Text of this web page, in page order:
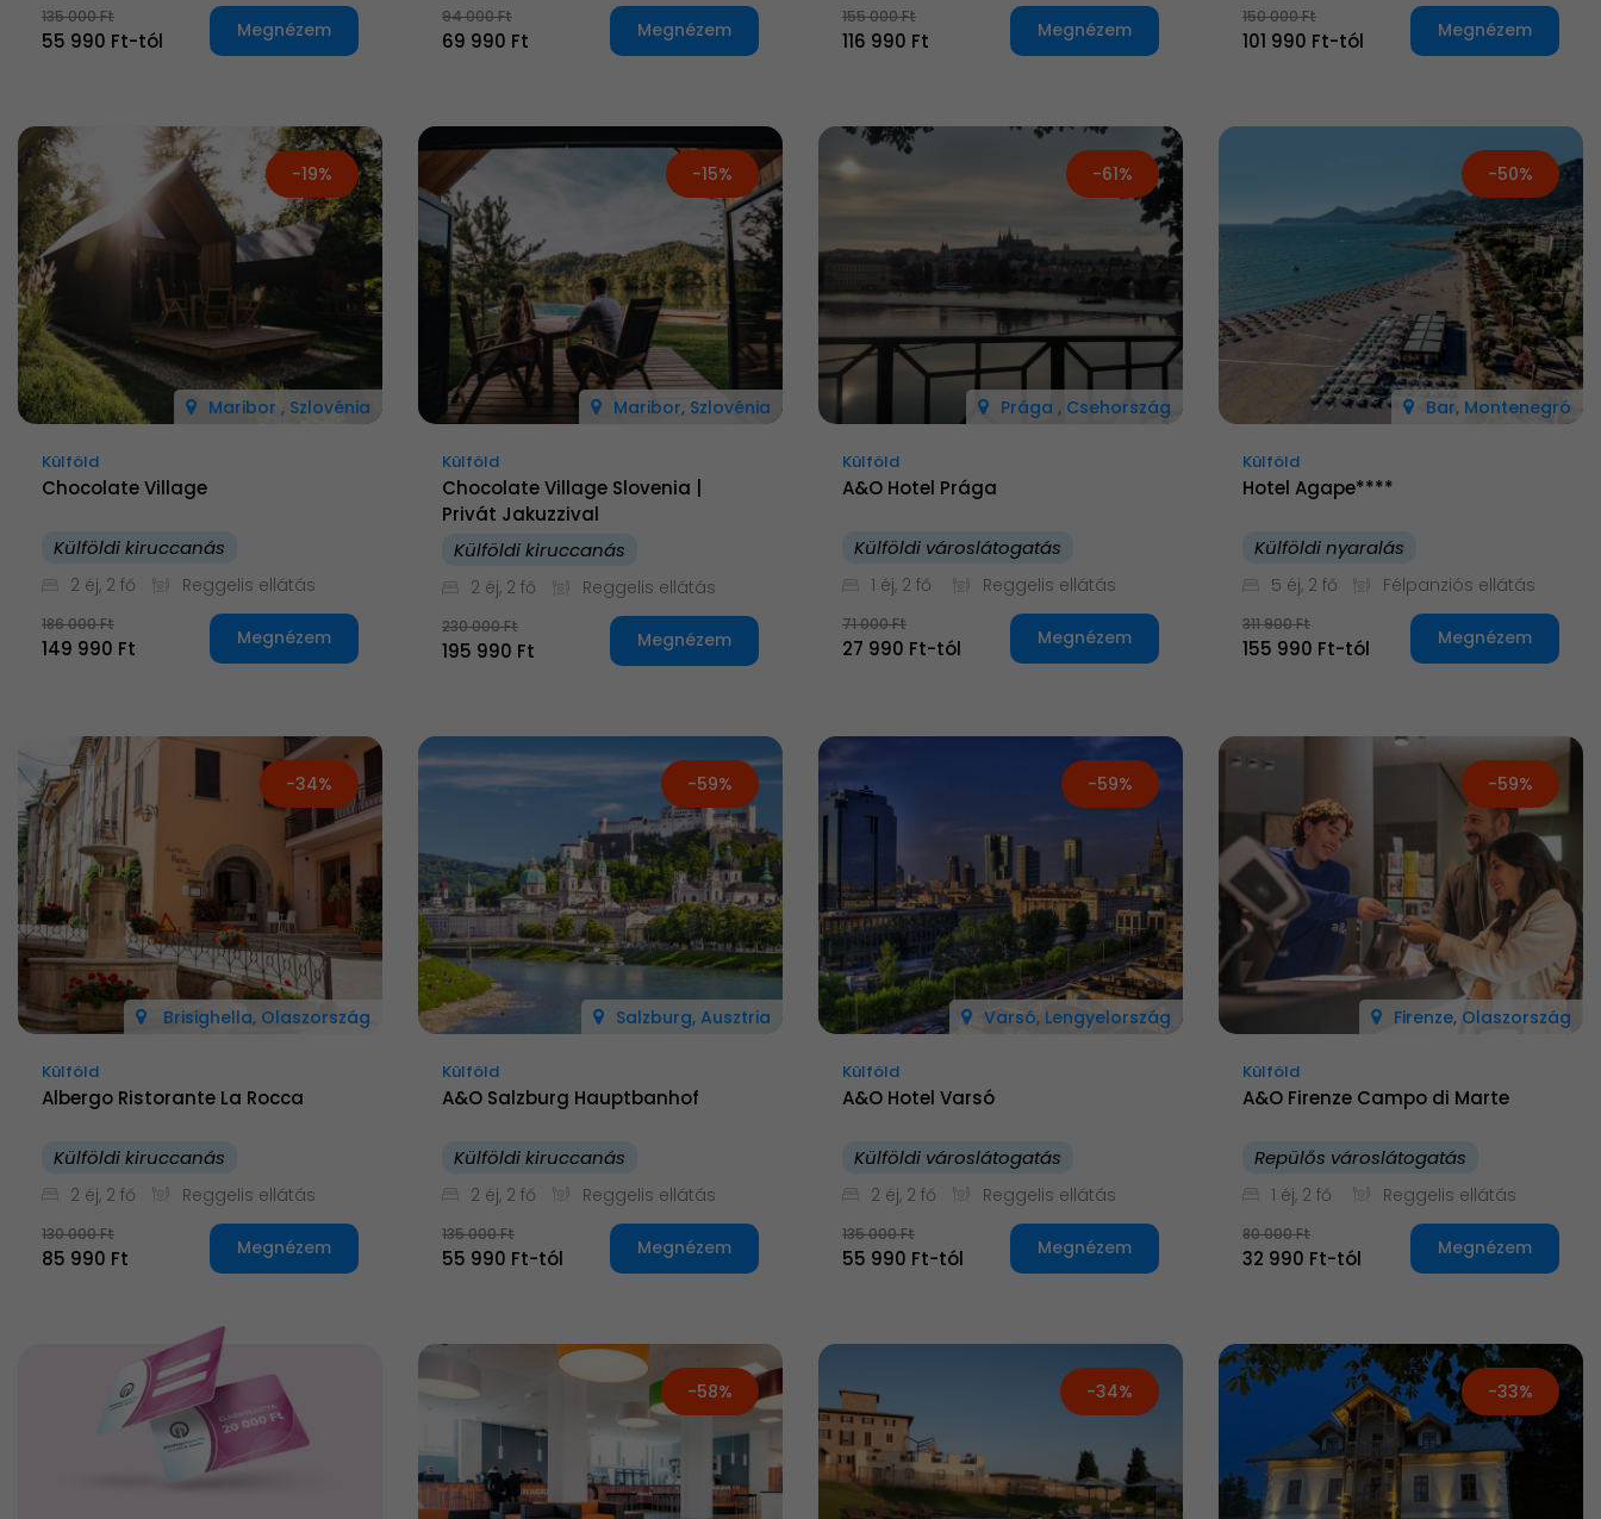
135 000 Ft
55 990 Ft-tól Megnézem
94 000 Ft
69 990 Ft Megnézem
155 000 Ft
116 990 Ft Megnézem
150 000 Ft
101 990 Ft-tól Megnézem
-19%
Maribor , Szlovénia
Külföld
Chocolate Village
Külföldi kiruccanás
2 éj, 2 fő Reggelis ellátás
186 000 Ft
149 990 Ft Megnézem
-15%
Maribor, Szlovénia
Külföld
Chocolate Village Slovenia |
Privát Jakuzzival
Külföldi kiruccanás
2 éj, 2 fő Reggelis ellátás
230 000 Ft
195 990 Ft Megnézem
-61%
Prága , Csehország
Külföld
A&O Hotel Prága
Külföldi városlátogatás
1 éj, 2 fő Reggelis ellátás
71 000 Ft
27 990 Ft-tól Megnézem
-50%
Bar, Montenegró
Külföld
Hotel Agape****
Külföldi nyaralás
5 éj, 2 fő Félpanziós ellátás
311 900 Ft
155 990 Ft-tól Megnézem
-34%
Brisighella, Olaszország
Külföld
Albergo Ristorante La Rocca
Külföldi kiruccanás
2 éj, 2 fő Reggelis ellátás
130 000 Ft
85 990 Ft Megnézem
-59%
Salzburg, Ausztria
Külföld
A&O Salzburg Hauptbanhof
Külföldi kiruccanás
2 éj, 2 fő Reggelis ellátás
135 000 Ft
55 990 Ft-tól Megnézem
-59%
Varsó, Lengyelország
Külföld
A&O Hotel Varsó
Külföldi városlátogatás
2 éj, 2 fő Reggelis ellátás
135 000 Ft
55 990 Ft-tól Megnézem
-59%
Firenze, Olaszország
Külföld
A&O Firenze Campo di Marte
Repülős városlátogatás
1 éj, 2 fő Reggelis ellátás
80 000 Ft
32 990 Ft-tól Megnézem
-58% -34% -33%